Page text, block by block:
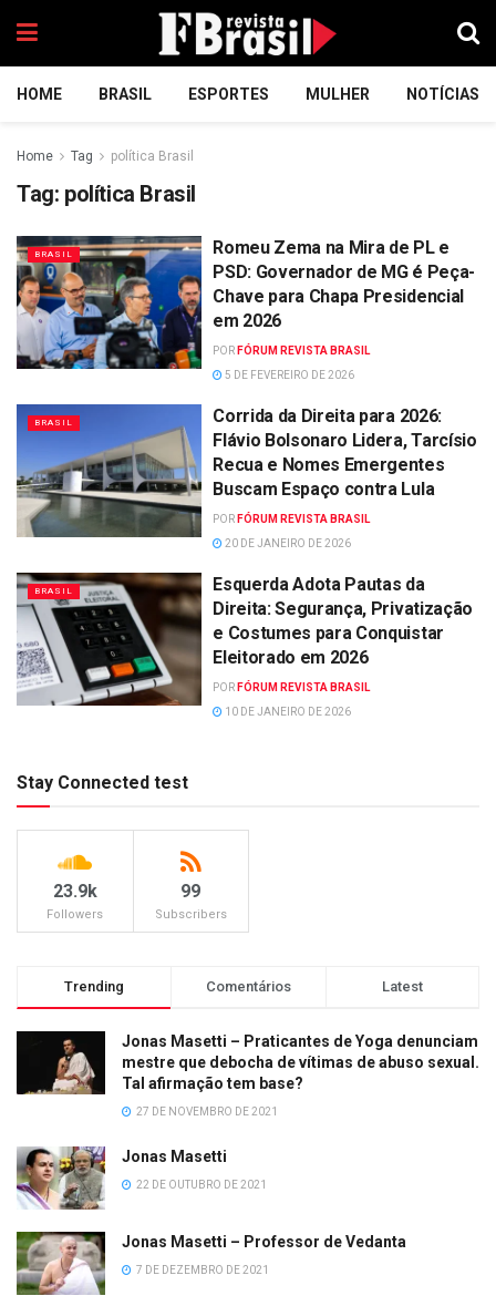
HOME BRASIL ESPORTES MULHER NOTÍCIAS
Home Tag política Brasil
Tag: política Brasil
BRASIL
Romeu Zema na Mira de PL e
PSD: Governador de MG é Peça-
Chave para Chapa Presidencial
em 2026
POR FÓRUM REVISTA BRASIL
5 DE FEVEREIRO DE 2026
BRASIL
Corrida da Direita para 2026:
Flávio Bolsonaro Lidera, Tarcísio
Recua e Nomes Emergentes
Buscam Espaço contra Lula
POR FÓRUM REVISTA BRASIL
20 DE JANEIRO DE 2026
BRASIL
Esquerda Adota Pautas da
Direita: Segurança, Privatização
e Costumes para Conquistar
Eleitorado em 2026
POR FÓRUM REVISTA BRASIL
10 DE JANEIRO DE 2026
Stay Connected test
23.9k
Followers
99
Subscribers
Trending Comentários Latest
Jonas Masetti – Praticantes de Yoga denunciam
mestre que debocha de vítimas de abuso sexual.
Tal afirmação tem base?
27 DE NOVEMBRO DE 2021
Jonas Masetti
22 DE OUTUBRO DE 2021
Jonas Masetti – Professor de Vedanta
7 DE DEZEMBRO DE 2021